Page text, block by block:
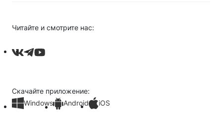
Читайте и смотрите нас:
Скачайте приложение:
Windows
Android iOS